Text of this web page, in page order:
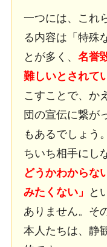
一つには、これ
る内容は「特殊
とが多く、 名誉
難しいとされて
こすことで、か
団の宣伝に繋が
もあるでしょう
ちいち相手にし
どうかわからな
みたくない」
と
ありません。そ
本人たちは、静